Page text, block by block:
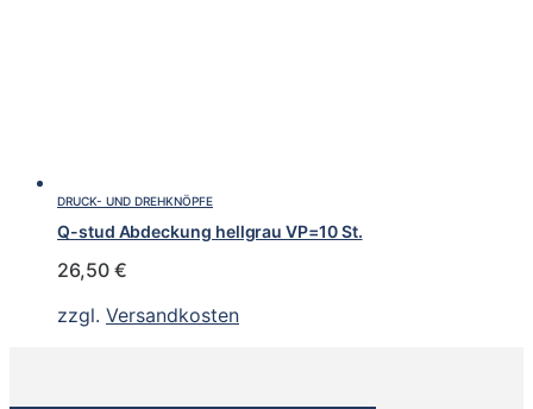
DRUCK- UND DREHKNÖPFE
Q-stud Abdeckung hellgrau VP=10 St.
26,50 €
zzgl. Versandkosten